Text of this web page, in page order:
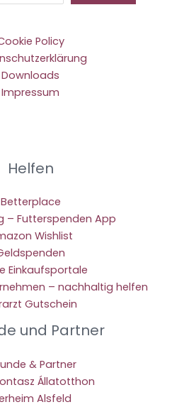
Policy
Downloads
Impressum
Helfen
Betterplace
– Futterspenden App
Wishlist
Einkaufsportale
– nachhaltig helfen
Gutschein
und Partner
& Partner
Állatotthon
Alsfeld